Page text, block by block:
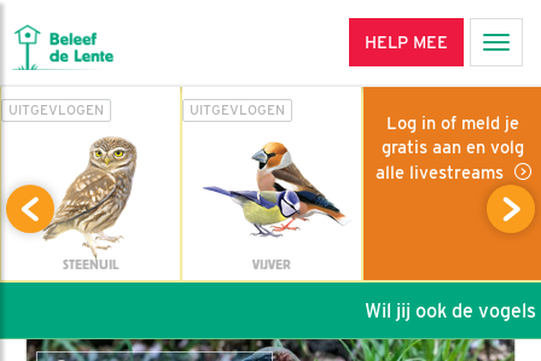
HELP MEE
UITGEVLOGEN
STEENUIL
UITGEVLOGEN
VIJVER
Log in of meld je
gratis aan en volg
alle livestreams
Wil jij ook de vogels